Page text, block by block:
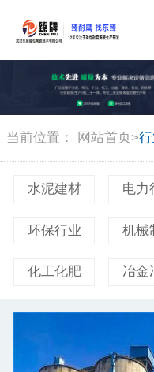
当前位置： 网站首页>
水泥建材 电力
环保行业 机械
化工化肥 冶金